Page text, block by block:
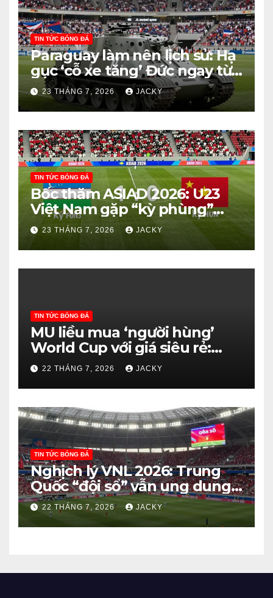
TIN TỨC BÓNG ĐÁ
Paraguay làm nên lịch sử: Hạ
gục ‘cỗ xe tăng’ Đức ngay từ
vòng knock-out
23 THÁNG 7, 2026 JACKY
TIN TỨC BÓNG ĐÁ
Bốc thăm ASIAD 2026: U23
Việt Nam gặp “kỳ phùng”
Uzbekistan – Cơ hội vàng cho
tấm huy chương?
23 THÁNG 7, 2026 JACKY
TIN TỨC BÓNG ĐÁ
MU liều mua ‘người hùng’
World Cup với giá siêu rẻ:
Bước đi thông minh hay canh
bạc?
22 THÁNG 7, 2026 JACKY
TIN TỨC BÓNG ĐÁ
Nghịch lý VNL 2026: Trung
Quốc “đội sổ” vẫn ung dung
dự vòng chung kết, Canada
ôm hận xuống hạng
22 THÁNG 7, 2026 JACKY